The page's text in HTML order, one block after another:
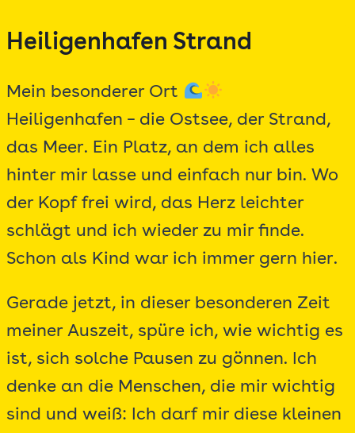
Inhalt
Heiligenhafen Strand
Mein besonderer Ort
Heiligenhafen – die Ostsee, der Strand,
das Meer. Ein Platz, an dem ich alles
hinter mir lasse und einfach nur bin. Wo
der Kopf frei wird, das Herz leichter
schlägt und ich wieder zu mir finde.
Schon als Kind war ich immer gern hier.
Gerade jetzt, in dieser besonderen Zeit
meiner Auszeit, spüre ich, wie wichtig es
ist, sich solche Pausen zu gönnen. Ich
denke an die Menschen, die mir wichtig
sind und weiß: Ich darf mir diese kleinen